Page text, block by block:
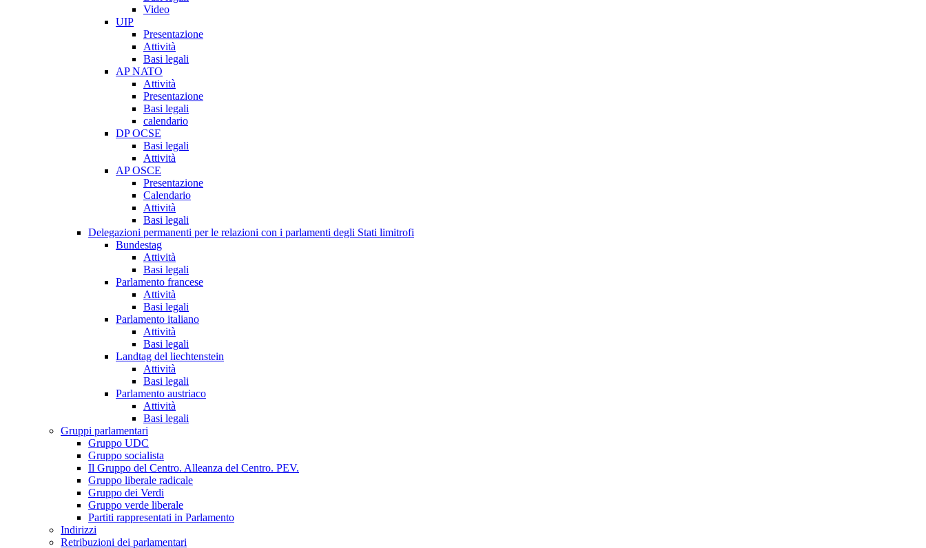
Video
UIP
Presentazione
Attività
Basi legali
AP NATO
Attività
Presentazione
Basi legali
calendario
DP OCSE
Basi legali
Attività
AP OSCE
Presentazione
Calendario
Attività
Basi legali
Delegazioni permanenti per le relazioni con i parlamenti degli Stati limitrofi
Bundestag
Attività
Basi legali
Parlamento francese
Attività
Basi legali
Parlamento italiano
Attività
Basi legali
Landtag del liechtenstein
Attività
Basi legali
Parlamento austriaco
Attività
Basi legali
Gruppi parlamentari
Gruppo UDC
Gruppo socialista
Il Gruppo del Centro. Alleanza del Centro. PEV.
Gruppo liberale radicale
Gruppo dei Verdi
Gruppo verde liberale
Partiti rappresentati in Parlamento
Indirizzi
Retribuzioni dei parlamentari